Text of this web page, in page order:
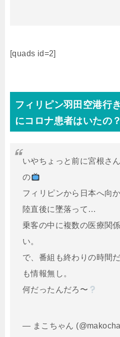
[quads id=2]
フィリピン羽田空港行
にコロナ患者はいたの？
いやちょっと前に宮根さ
の
フィリピンから日本へ向
陸直後に墜落って…
乗客の中に複数の医療関
い。
で、番組も終わりの時間
も情報無し。
何だったんだろ〜
— まこちゃん